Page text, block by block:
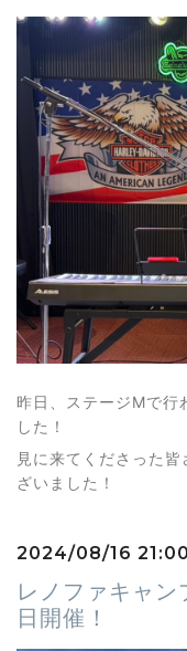
昨日、ステージMで行
した！
見に来てくださった
ざいました！
2024/08/16 21:00
レノファキャ
日開催！